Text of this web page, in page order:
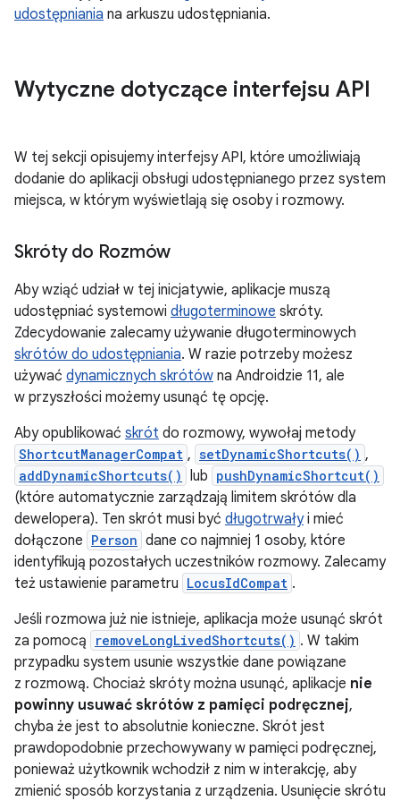
udostępniania na arkuszu udostępniania.
Wytyczne dotyczące interfejsu API
W tej sekcji opisujemy interfejsy API, które umożliwiają
dodanie do aplikacji obsługi udostępnianego przez system
miejsca, w którym wyświetlają się osoby i rozmowy.
Skróty do Rozmów
Aby wziąć udział w tej inicjatywie, aplikacje muszą
udostępniać systemowi długoterminowe skróty.
Zdecydowanie zalecamy używanie długoterminowych
skrótów do udostępniania. W razie potrzeby możesz
używać dynamicznych skrótów na Androidzie 11, ale
w przyszłości możemy usunąć tę opcję.
Aby opublikować skrót do rozmowy, wywołaj metody
ShortcutManagerCompat , setDynamicShortcuts() ,
addDynamicShortcuts() lub pushDynamicShortcut()
(które automatycznie zarządzają limitem skrótów dla
dewelopera). Ten skrót musi być długotrwałyi mieć
dołączone Person dane co najmniej 1 osoby, które
identyfikują pozostałych uczestników rozmowy. Zalecamy
też ustawienie parametru LocusIdCompat .
Jeśli rozmowa już nie istnieje, aplikacja może usunąć skrót
za pomocą
removeLongLivedShortcuts() . W takim
przypadku system usunie wszystkie dane powiązane
z rozmową. Chociaż skróty można usunąć, aplikacje nie
powinny usuwać skrótów z pamięci podręcznej,
chyba że jest to absolutnie konieczne. Skrót jest
prawdopodobnie przechowywany w pamięci podręcznej,
ponieważ użytkownik wchodził z nim w interakcję, aby
zmienić sposób korzystania z urządzenia. Usunięcie skrótu